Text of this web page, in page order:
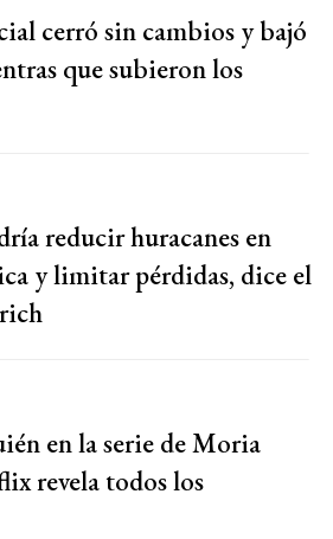
cerró sin cambios y bajó
que subieron los
reducir huracanes en
y limitar pérdidas, dice el
en la serie de Moria
revela todos los